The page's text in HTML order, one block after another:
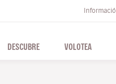
DESCUBRE VOLOTEA